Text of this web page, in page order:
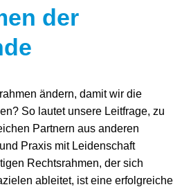
der
ändern, damit wir die
So lautet unsere Leitfrage, zu
Partnern aus anderen
Praxis mit Leidenschaft
Rechtsrahmen, der sich
ableitet, ist eine erfolgreiche